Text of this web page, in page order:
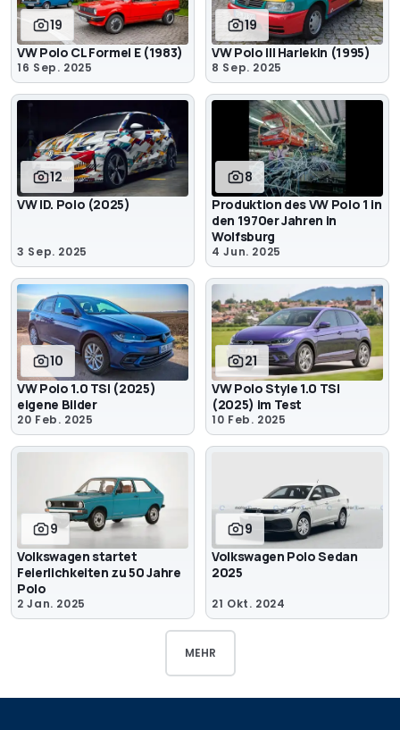
19
VW Polo CL Formel E (1983)
16 Sep. 2025
19
VW Polo III Harlekin (1995)
8 Sep. 2025
12
VW ID. Polo (2025)
3 Sep. 2025
8
Produktion des VW Polo 1 in
den 1970er Jahren in
Wolfsburg
4 Jun. 2025
10
VW Polo 1.0 TSI (2025)
eigene Bilder
20 Feb. 2025
21
VW Polo Style 1.0 TSI
(2025) im Test
10 Feb. 2025
9
Volkswagen startet
Feierlichkeiten zu 50 Jahre
Polo
2 Jan. 2025
9
Volkswagen Polo Sedan
2025
21 Okt. 2024
MEHR